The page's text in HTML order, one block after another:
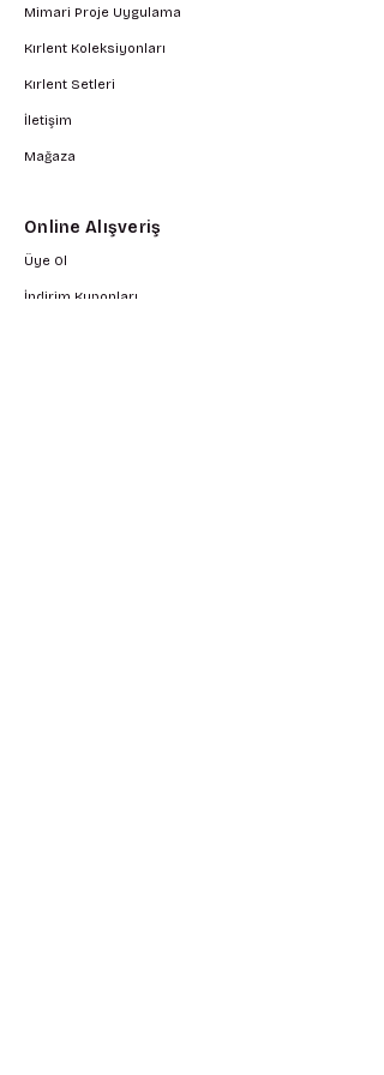
tanır.
Mimari Proje Uygulama
Kırlent Koleksiyonları
Kırlent Setleri
İletişim
Mağaza
Online Alışveriş
Üye Ol
İndirim Kuponları